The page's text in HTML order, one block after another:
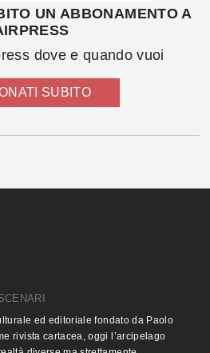
UN ABBONAMENTO A
dove e quando vuoi
SUBITO
ed editoriale fondato da Paolo
rivista cartacea, oggi l’arcipelago